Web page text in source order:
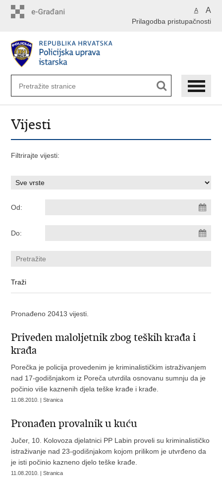
A A
Prilagodba pristupačnosti
Vijesti
Filtrirajte vijesti:
Od:
Do:
Pronađeno 20413 vijesti.
Priveden maloljetnik zbog teških krađa i
krađa
Porečka je policija provedenim je kriminalističkim istraživanjem
nad 17-godišnjakom iz Poreča utvrdila osnovanu sumnju da je
počinio više kaznenih djela teške krađe i krađe.
11.08.2010. | Stranica
Pronađen provalnik u kuću
Jučer, 10. Kolovoza djelatnici PP Labin proveli su kriminalističko
istraživanje nad 23-godišnjakom kojom prilikom je utvrđeno da
je isti počinio kazneno djelo teške krađe.
11.08.2010. | Stranica